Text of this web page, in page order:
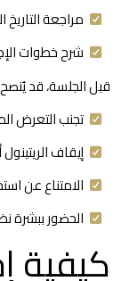
مراجعة التاريخ
شرح خطوات
قبل الجلسة، قد يُنصح
تجنب التعرض
إيقاف الريتينول
الامتناع عن
الحضور ببشرة
كيفية